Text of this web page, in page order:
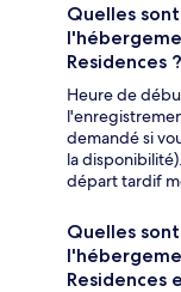
Quelles
Residences ?
Heure de
demandé si
la
départ tardif
Quelles
Residences